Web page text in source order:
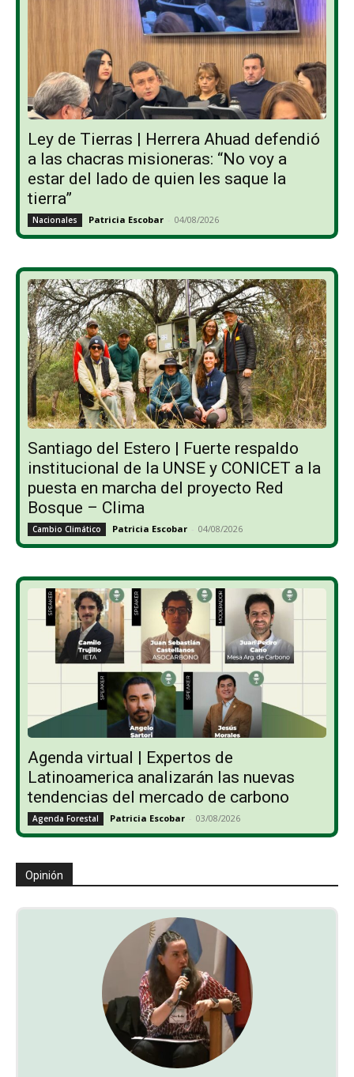
Ley de Tierras | Herrera Ahuad defendió
a las chacras misioneras: “No voy a
estar del lado de quien les saque la
tierra”
Nacionales Patricia Escobar - 04/08/2026
Santiago del Estero | Fuerte respaldo
institucional de la UNSE y CONICET a la
puesta en marcha del proyecto Red
Bosque – Clima
Cambio Climático Patricia Escobar - 04/08/2026
Agenda virtual | Expertos de
Latinoamerica analizarán las nuevas
tendencias del mercado de carbono
Agenda Forestal Patricia Escobar - 03/08/2026
Opinión